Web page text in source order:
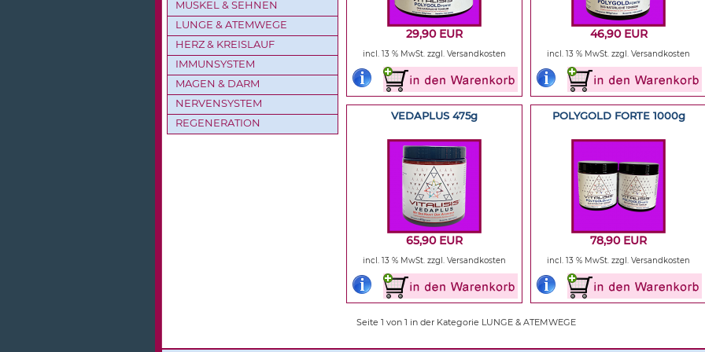
29,90 EUR
incl. 13 % MwSt. zzgl. Versandkosten
46,90 EUR
incl. 13 % MwSt. zzgl. Versandkosten
VEDAPLUS 475g
65,90 EUR
incl. 13 % MwSt. zzgl. Versandkosten
POLYGOLD FORTE 1000g
78,90 EUR
incl. 13 % MwSt. zzgl. Versandkosten
Seite 1 von 1 in der Kategorie LUNGE & ATEMWEGE
MUSKEL & SEHNEN
LUNGE & ATEMWEGE
HERZ & KREISLAUF
IMMUNSYSTEM
MAGEN & DARM
NERVENSYSTEM
REGENERATION